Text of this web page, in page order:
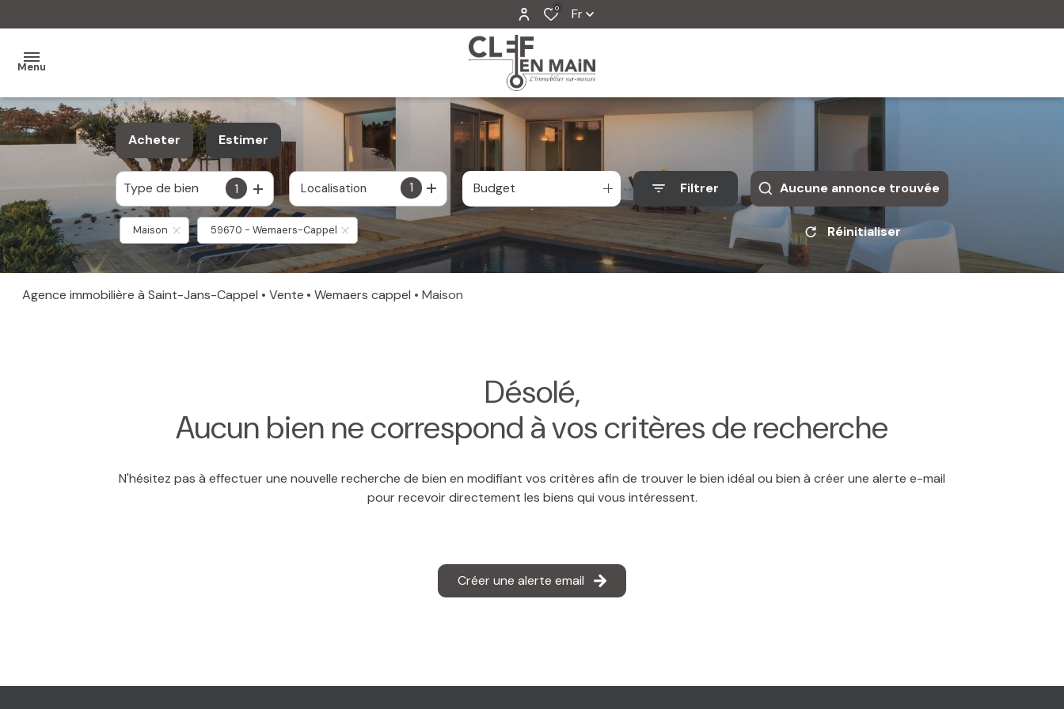
0 Fr
Menu
MON
MES
VENTES
MES
VENDUS
ESTIMATION
Acheter
De l'ancien
Estimer
Type de bien 1 1
Localisation Budget Filtrer Aucune annonce trouvée
Maison 59670 - Wemaers-Cappel Réinitialiser
Agence immobilière à Saint-Jans-Cappel Vente Wemaers cappel Maison
Désolé,
Aucun bien ne correspond à vos critères de recherche
N'hésitez pas à effectuer une nouvelle recherche de bien en modifiant vos critères afin de trouver le bien idéal ou bien à créer une alerte e-mail
pour recevoir directement les biens qui vous intéressent.
Créer une alerte email